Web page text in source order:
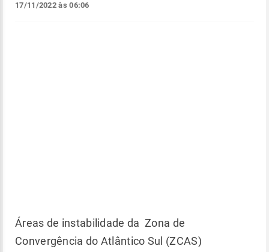
17/11/2022 às 06:06
Áreas de instabilidade da Zona de
Convergência do Atlântico Sul (ZCAS)